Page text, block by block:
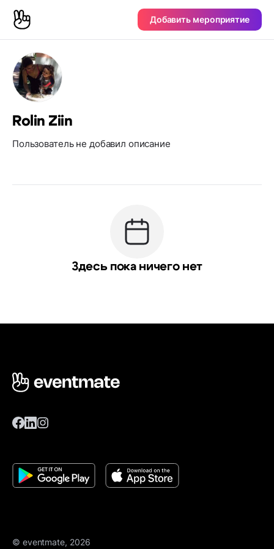
Добавить мероприятие
Rolin Ziin
Пользователь не добавил описание
Здесь пока ничего нет
© eventmate, 2026